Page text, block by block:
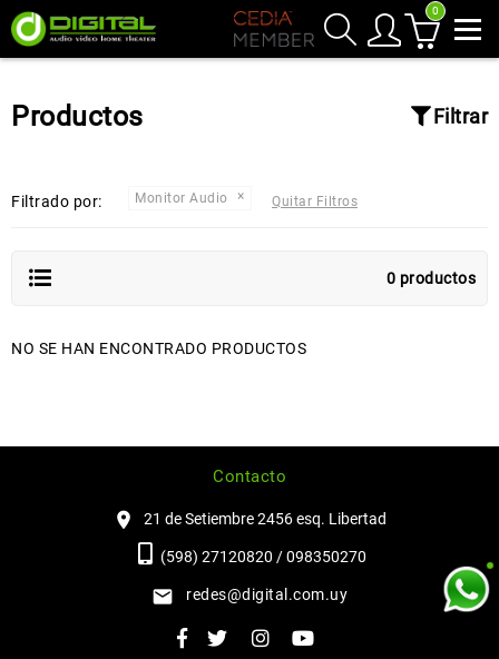
0
Productos Filtrar
Filtrado por: Monitor Audio Quitar Filtros
0 productos
NO SE HAN ENCONTRADO PRODUCTOS
Contacto
21 de Setiembre 2456 esq. Libertad
(598) 27120820 / 098350270
redes@digital.com.uy